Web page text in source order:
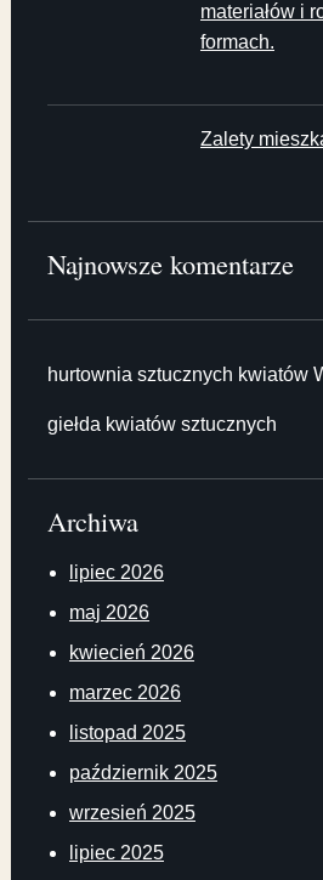
materiałów i
formach.
Zalety
Najnowsze komentarze
hurtownia sztucznych kwiatów
giełda kwiatów sztucznych
Archiwa
lipiec 2026
maj 2026
kwiecień 2026
marzec 2026
listopad 2025
październik 2025
wrzesień 2025
lipiec 2025